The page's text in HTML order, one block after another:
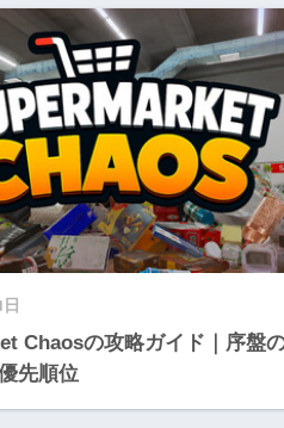
Chaosの攻略ガイド｜序盤
先順位